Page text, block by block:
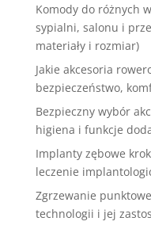
Komody do różnych
sypialni, salonu i
materiały i rozmiar)
Jakie akcesoria
bezpieczeństwo,
Bezpieczny wybór
higiena i funkcje
Implanty zębowe
leczenie
Zgrzewanie
technologii i jej